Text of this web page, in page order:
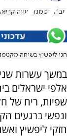
חב"ד קטמנדו שווה קריאה
חני ליפשיץ בשיחה
במשך עשרות
אלפי ישראלים
שפיות, ריח של
ונפשי ברגעים
חזקי ליפשיץ